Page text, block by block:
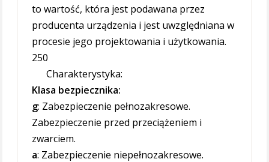
to wartość, która jest podawana przez
producenta urządzenia i jest uwzględniana w
procesie jego projektowania i użytkowania.
250
Charakterystyka:
Klasa bezpiecznika:
g: Zabezpieczenie pełnozakresowe.
Zabezpieczenie przed przeciążeniem i
zwarciem.
a: Zabezpieczenie niepełnozakresowe.